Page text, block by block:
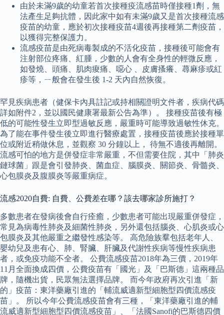
由於未滿9歲的幼童若首次接種疫流感苗時僅接種1劑，無
法產生足夠抗體，因此家中如有未滿9歲又是首次接種流感
疫苗的幼童，應於初次接種疫苗4週後再接種第二劑疫苗，
以獲得完整保護力。
流感疫苗是由死病毒製成的不活化疫苗，接種後可能會有
注射部位疼痛、紅腫，少數的人會有全身性的輕微反應，
如發燒、頭痛、肌肉痠痛、噁心 、皮膚搔癢、蕁麻疹或紅
疹等，ㄧ般會在發生後 1-2 天內自然恢復。
罕見疾病患者（健保卡內具註記或持相關證明文件者，疾病代碼
詳如附件2，並以國民健康署最新公告為準）。 接種疫苗後有極
低的可能性發生立即型過敏反應，嚴重時可能導致過敏性休克。
為了能在事件發生後立即進行醫療處置，接種疫苗後應於接種單
位或附近稍做休息，並觀察 30 分鐘以上， 待無不適後再離開。
流感可怕的地方是併發症非常嚴重，不但需要住院，其中「肺炎
鏈球菌」跟是會引發肺炎、菌血症、腦膜炎、關節炎、骨髓炎、
心包膜炎及腹膜炎等嚴重病症。
流感2020自費: 自費、公費差在哪？該去哪家診所施打？
多數患者在發病後會自行痊癒，少數患者可能出現嚴重併發症，
常見為病毒性肺炎及細菌性肺炎，另外還包括腦炎、心肌炎或心
包膜炎及其他嚴重之繼發性感染等。 高危險族羣包括老年人、
嬰幼兒及患有心、肺、腎臟、肝臟及代謝性疾病等慢性疾病患
者，或免疫功能不全者。 公費流感疫苗2018年為三價，2019年
11月全面換成四價，公費疫苗有「國光」及「巴斯德」這兩種品
牌，隨機出貨，民眾無法選擇品牌。 而今年政府再次引進「新
的」疫苗：東洋藥廠引進的「輔流威適新型細胞型四價流感疫
苗」。 所以今年公費流感疫苗會有三種，「東洋藥廠引進的輔
流威適新型細胞型四價流感疫苗」、「法國Sanofi的巴斯德四價